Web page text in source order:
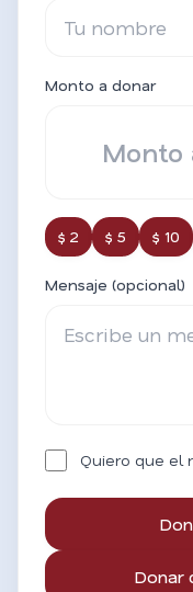
Monto a donar
$ 2 $ 5 $ 10
Mensaje (opcional)
Quiero que el
Donar